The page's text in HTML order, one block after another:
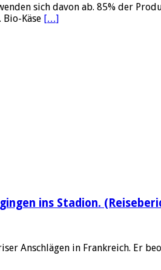
sich davon ab. 85% der
Käse […]
ins Stadion.
Anschlägen in Frankreich. Er